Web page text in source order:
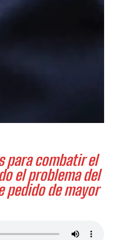
para combatir el
el problema del
pedido de mayor